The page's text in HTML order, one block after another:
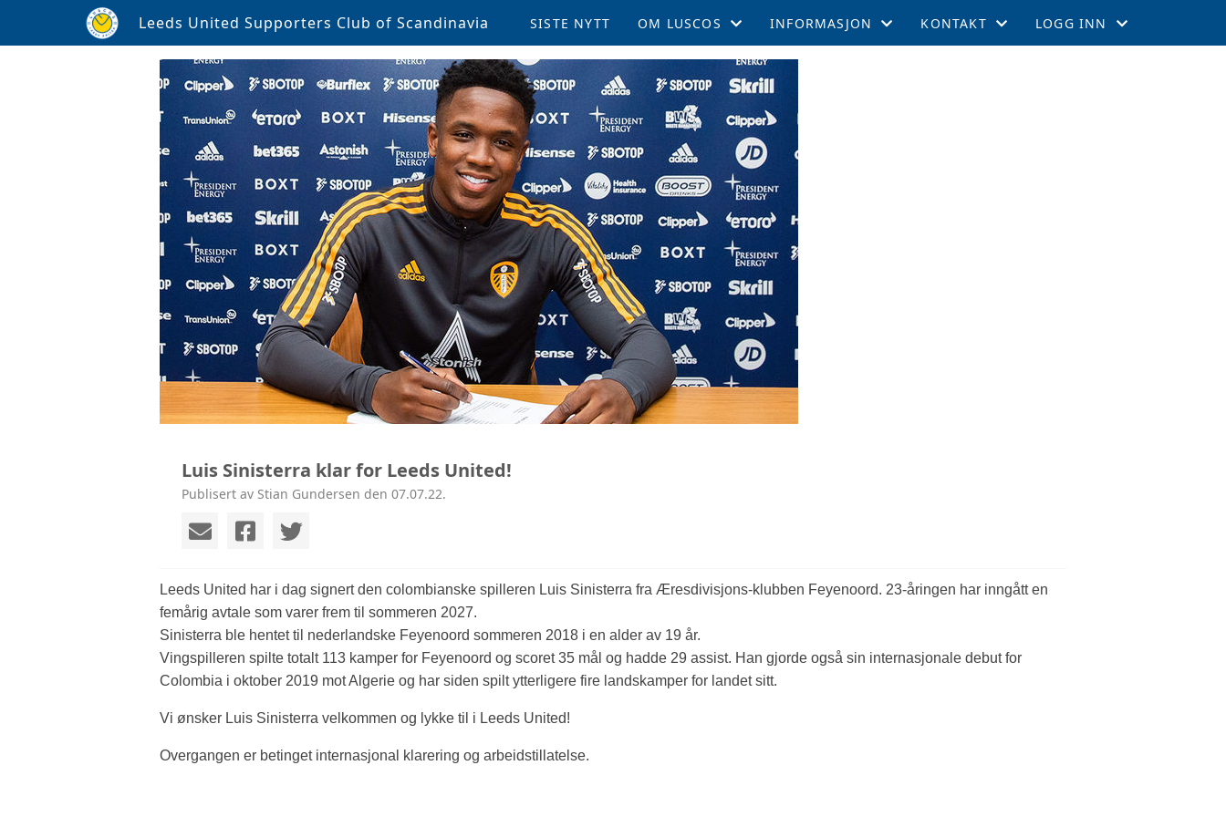
Leeds United Supporters Club of Scandinavia SISTE NYTT OM LUSCOS
ÅRSMØTE OG VEDTEKTER
LUSCOS HISTORIEN
FELLESTURER OG ARRANGEMENTER
MEDLEMSBLAD (TPN)
MEDLEMSFORDELER
TALENTSTIPEND
GLADE FOND
LOKALE AVDELINGER
INFORMASJON
MEDLEMSKAP
REISE TIL LEEDS
SUPPORTERCUPEN
KAMPER OG TABELL
LEEDSEFFEKTER
AKTIVITETSKALENDER
KONTAKT LOGG INN
Luis Sinisterra klar for Leeds United!
Publisert av Stian Gundersen den 07.07.22.
Leeds United har i dag signert den colombianske spilleren Luis Sinisterra fra Æresdivisjons-klubben Feyenoord. 23-åringen har inngått en
femårig avtale som varer frem til sommeren 2027.
Sinisterra ble hentet til nederlandske Feyenoord sommeren 2018 i en alder av 19 år.
Vingspilleren spilte totalt 113 kamper for Feyenoord og scoret 35 mål og hadde 29 assist. Han gjorde også sin internasjonale debut for
Colombia i oktober 2019 mot Algerie og har siden spilt ytterligere fire landskamper for landet sitt.
Vi ønsker Luis Sinisterra velkommen og lykke til i Leeds United!
Overgangen er betinget internasjonal klarering og arbeidstillatelse.